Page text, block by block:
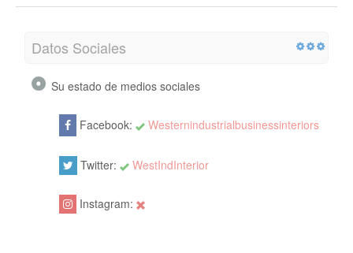
Datos Sociales
Su estado de medios sociales
Facebook: Westernindustrialbusinessinteriors
Twitter: WestIndInterior
Instagram: